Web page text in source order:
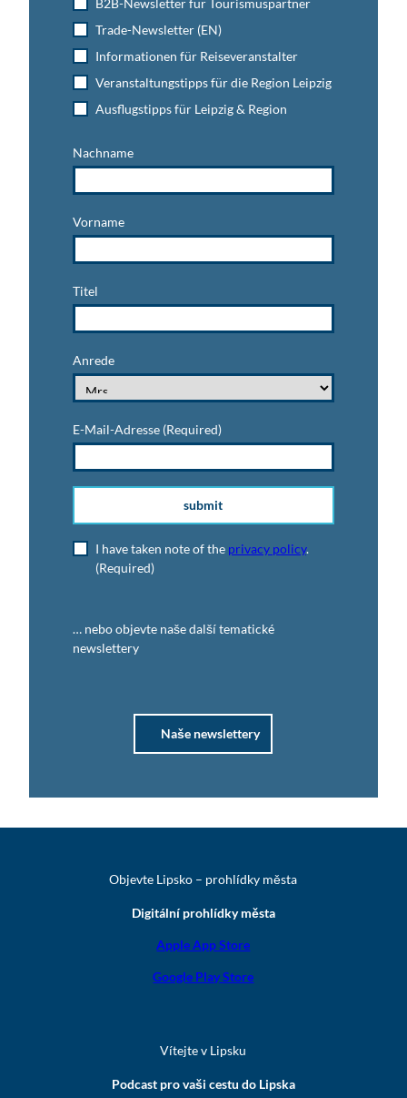
Trade-Newsletter (EN)
Informationen für Reiseveranstalter
Veranstaltungstipps für die Region Leipzig
Ausflugstipps für Leipzig & Region
Nachname
Vorname
Titel
Anrede
E-Mail-Adresse (Required)
submit
I have taken note of the privacy policy.
(Required)
… nebo objevte naše další tematické
newslettery
Naše newslettery
Objevte Lipsko – prohlídky města
Digitální prohlídky města
Apple App Store
Google Play Store
Vítejte v Lipsku
Podcast pro vaši cestu do Lipska